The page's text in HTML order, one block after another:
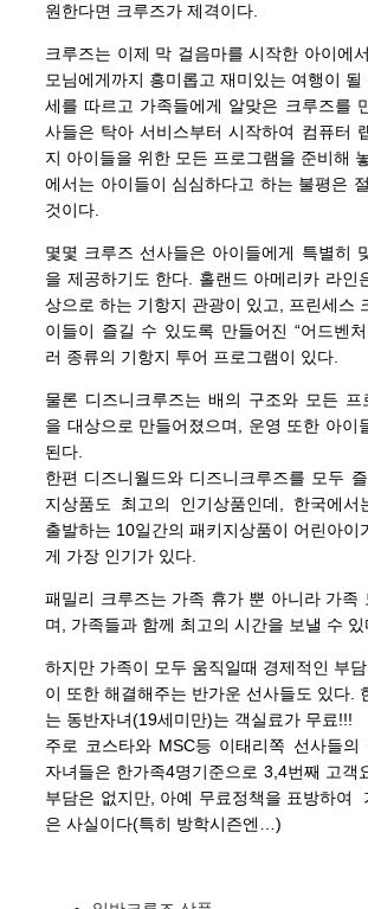
원한다면 크루즈가 제격이다.
크루즈는 이제 막 걸음마를 시작한 아이에
모님에게까지 흥미롭고 재미있는 여행이 될
세를 따르고 가족들에게 알맞은 크루즈를
사들은 탁아 서비스부터 시작하여 컴퓨터
지 아이들을 위한 모든 프로그램을 준비해
에서는 아이들이 심심하다고 하는 불평은
것이다.
몇몇 크루즈 선사들은 아이들에게 특별히
을 제공하기도 한다. 홀랜드 아메리카 라인
상으로 하는 기항지 관광이 있고, 프린세스
이들이 즐길 수 있도록 만들어진 “어드벤
러 종류의 기항지 투어 프로그램이 있다.
물론 디즈니크루즈는 배의 구조와 모든 프
을 대상으로 만들어졌으며, 운영 또한 아이
된다.
한편 디즈니월드와 디즈니크루즈를 모두
지상품도 최고의 인기상품인데, 한국에서
출발하는 10일간의 패키지상품이 어린아이
게 가장 인기가 있다.
패밀리 크루즈는 가족 휴가 뿐 아니라 가족
며, 가족들과 함께 최고의 시간을 보낼 수 있
하지만 가족이 모두 움직일때 경제적인 부
이 또한 해결해주는 반가운 선사들도 있다.
는 동반자녀(19세미만)는 객실료가 무료!!!
주로 코스타와 MSC등 이태리쪽 선사들
자녀들은 한가족4명기준으로 3,4번째 고객
부담은 없지만, 아예 무료정책을 표방하여
은 사실이다(특히 방학시즌엔…)